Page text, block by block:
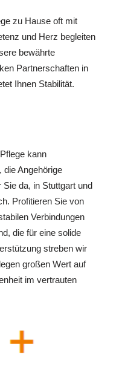
zu Hause oft mit
und Herz begleiten
bewährte
Partnerschaften in
Ihnen Stabilität.
kann
die Angehörige
da, in Stuttgart und
Profitieren Sie von
Verbindungen
die für eine solide
streben wir
großen Wert auf
im vertrauten